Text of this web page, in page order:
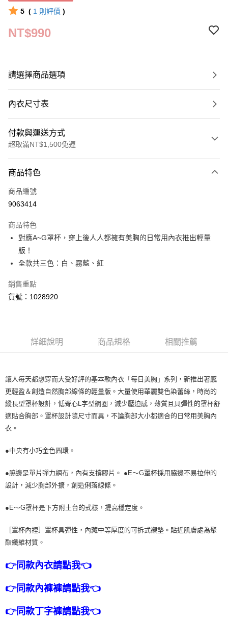
5 ( 1 則評價 )
NT$990
請選擇商品選項
內衣尺寸表
付款與運送方式
超取滿NT$1,500免運
信用卡一次付款
超商取貨付款
Apple Pay
運送方式
<無合作配送請勿選取>萊爾富取貨付款
<無合作配送請勿選取>付款後萊爾富取貨
每筆NT$9,999
7-11取貨付款
每筆NT$80，滿NT$1,500(含以上)免運費
每筆NT$80，滿NT$1,500(含以上)免運費
黑貓宅配
每筆NT$100，滿NT$1,500(含以上)免運費
離島宅配
商品特色
商品編號
9063414
商品特色
對應A~G罩杯，穿上後人人都擁有美胸的日常用內衣推出輕量
版！
全款共三色：白、霧藍、紅
銷售重點
貨號：1028920
詳細說明 商品規格 相關推薦
讓人每天都想穿而大受好評的基本款內衣「每日美胸」系列，新推出著感
更輕盈＆創造自然胸部線條的輕量版。大量使用華麗雙色染蕾絲，時尚的
縱長型罩杯設計，低脊心L字型鋼圈，減少壓迫感，薄質且具彈性的罩杯舒
適貼合胸部。罩杯設計隨尺寸而異，不論胸部大小都適合的日常用美胸內
衣。
●中央有小巧金色圓環。
●脇邊是單片彈力網布，內有支撐膠片。 ●E～G罩杯採用脇邊不易拉伸的
設計，減少胸部外擴，創造俐落線條。
●E～G罩杯是下方附土台的式樣，提高穩定度。
［罩杯內裡］罩杯具彈性，內藏中等厚度的可拆式襯墊。貼近肌膚處為聚
酯纖維材質。
👉同款內衣請點我👈
👉同款內褲褲請點我👈
👉同款丁字褲請點我👈